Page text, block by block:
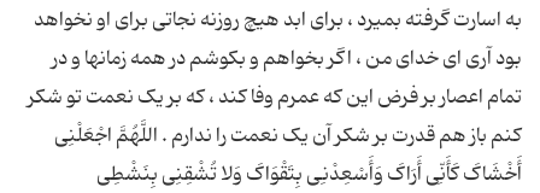
به اسارت گرفته بمیرد ، برای ابد هیچ روزنه نجاتی برای او نخواهد
بود آری ای خدای من ، اگر بخواهم و بکوشم در همه زمانها و در
تمام اعصار بر فرض این که عمرم وفا کند ، که بر یک نعمت تو شکر
کنم باز هم قدرت بر شکر آن یک نعمت را ندارم . اللَّهُمَّ اجْعَلْنِی
أَخْشَاکَ کَأَنِّی أَرَاکَ وَأَسْعِدْنِی بِتَقْوَاکَ وَلا تُشْقِنِی بِنَشْطِی